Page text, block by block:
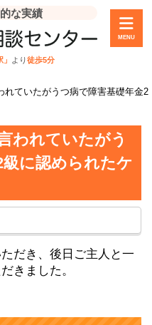
な実績
より徒歩5分
MENU
れていたがうつ病で障害基礎年金2
われていたがう
に認められたケ
だき、後日ご主人と一
きました。